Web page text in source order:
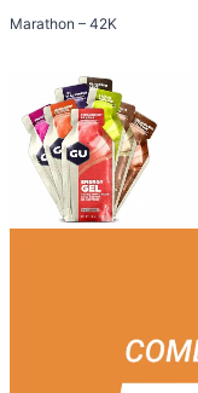
Marathon – 42K